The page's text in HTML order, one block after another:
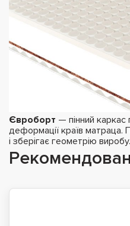
Євроборт — пінний
деформації країв матраца.
і зберігає геометрію виробу.